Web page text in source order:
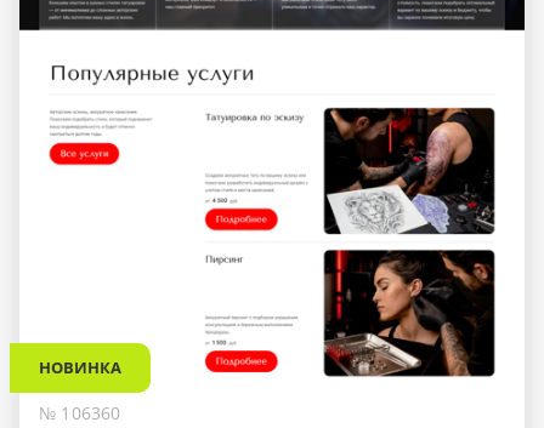
НОВИНКА
№ 106360